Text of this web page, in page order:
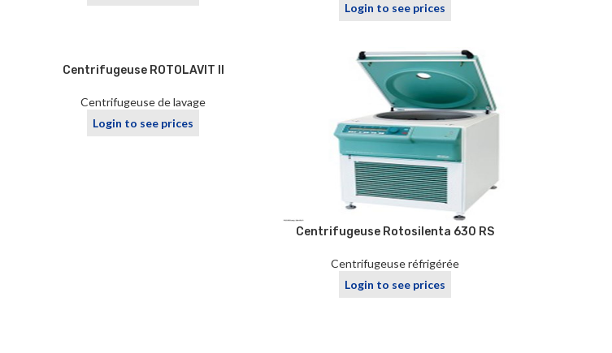
Login to see prices
Centrifugeuse ROTOLAVIT II
Centrifugeuse de lavage
Login to see prices
Centrifugeuse Rotosilenta 630 RS
Centrifugeuse réfrigérée
Login to see prices